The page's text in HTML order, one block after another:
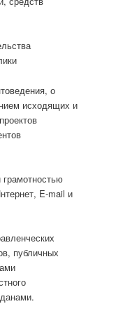
о
исходящих и
E-mail и
публичных